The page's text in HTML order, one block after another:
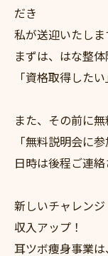
だき
私が送迎いたしま
まずは、はな整
「資格取得した
また、その前に
「無料説明会に
日時は後程ご連絡
新しいチャレンジ
収入アップ！
耳ツボ痩身事業